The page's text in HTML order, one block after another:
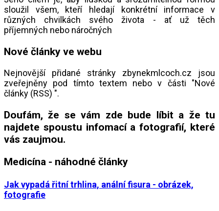
sloužil všem, kteří hledají konkrétní informace v
různých chvilkách svého života - ať už těch
příjemných nebo náročných
Nové články ve webu
Nejnovější přidané stránky zbynekmlcoch.cz jsou
zveřejněny pod tímto textem nebo v části "Nové
články (RSS) ".
Doufám, že se vám zde bude líbit a že tu
najdete spoustu infomací a fotografií, které
vás zaujmou.
Medicína - náhodné články
Jak vypadá řitní trhlina, anální fisura - obrázek,
fotografie